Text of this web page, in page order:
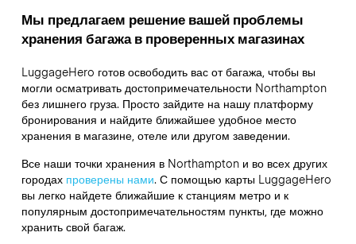
Мы предлагаем решение вашей проблемы
хранения багажа в проверенных магазинах
LuggageHero готов освободить вас от багажа, чтобы вы
могли осматривать достопримечательности Northampton
без лишнего груза. Просто зайдите на нашу платформу
бронирования и найдите ближайшее удобное место
хранения в магазине, отеле или другом заведении.
Все наши точки хранения в Northampton и во всех других
городах проверены нами. С помощью карты LuggageHero
вы легко найдете ближайшие к станциям метро и к
популярным достопримечательностям пункты, где можно
хранить свой багаж.